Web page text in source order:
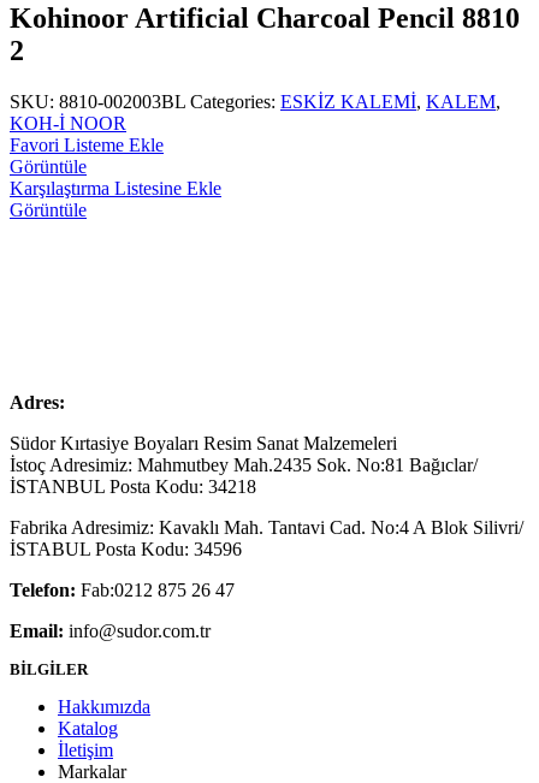
Kohinoor Artificial Charcoal Pencil 8810
2
SKU: 8810-002003BL Categories: ESKİZ KALEMİ, KALEM,
KOH-İ NOOR
Favori Listeme Ekle
Görüntüle
Karşılaştırma Listesine Ekle
Görüntüle
Adres:
Südor Kırtasiye Boyaları Resim Sanat Malzemeleri
İstoç Adresimiz: Mahmutbey Mah.2435 Sok. No:81 Bağıclar/
İSTANBUL Posta Kodu: 34218
Fabrika Adresimiz: Kavaklı Mah. Tantavi Cad. No:4 A Blok Silivri/
İSTABUL Posta Kodu: 34596
Telefon: Fab:0212 875 26 47
Email: info@sudor.com.tr
BİLGİLER
Hakkımızda
Katalog
İletişim
Markalar